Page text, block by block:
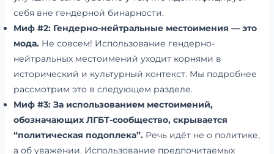
себя вне гендерной бинарности.
Миф #2: Гендерно-нейтральные местоимения — это
мода.Не совсем! Использование гендерно-
нейтральных местоимений уходит корнями в
исторический и культурный контекст. Мы подробнее
рассмотрим это в следующем разделе.
Миф #3: За использованием местоимений,
обозначающих ЛГБТ-сообщество, скрывается
“политическая подоплека”.Речь идёт не о политике,
а об уважении. Использование предпочитаемых